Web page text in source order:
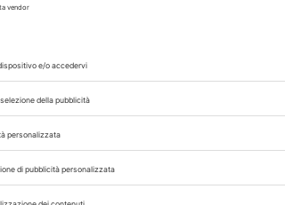
Tipologia:
Brossura
ISBN: